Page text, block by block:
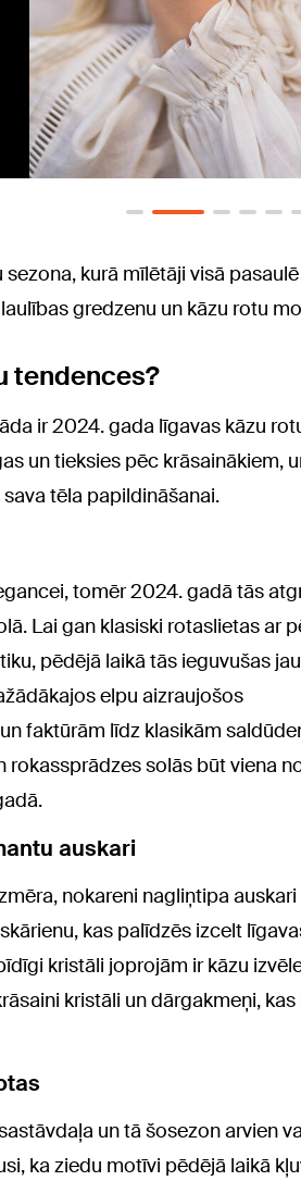
kurā mīlētāji visā
gredzenu un kāzu rotu
tendences?
ir 2024. gada līgavas kāzu
un tieksies pēc krāsainākiem,
tēla papildināšanai.
tomēr 2024. gadā tās
Lai gan klasiski rotaslietas ar
pēdējā laikā tās ieguvušas
elpu aizraujošos
faktūrām līdz klasikām
rokassprādzes solās būt viena
auskari
nokareni nagliņtipa auskari
kas palīdzēs izcelt
kristāli joprojām ir kāzu
kristāli un dārgakmeņi,
un tā šosezon arvien
ka ziedu motīvi pēdējā laikā